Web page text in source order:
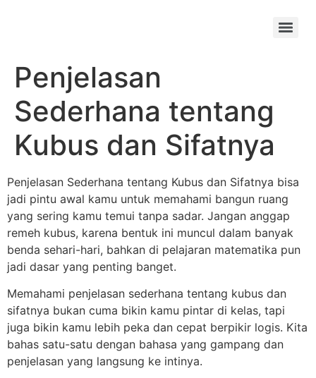
Menu
Penjelasan
Sederhana tentang
Kubus dan Sifatnya
Penjelasan Sederhana tentang Kubus dan Sifatnya bisa
jadi pintu awal kamu untuk memahami bangun ruang
yang sering kamu temui tanpa sadar. Jangan anggap
remeh kubus, karena bentuk ini muncul dalam banyak
benda sehari-hari, bahkan di pelajaran matematika pun
jadi dasar yang penting banget.
Memahami penjelasan sederhana tentang kubus dan
sifatnya bukan cuma bikin kamu pintar di kelas, tapi
juga bikin kamu lebih peka dan cepat berpikir logis. Kita
bahas satu-satu dengan bahasa yang gampang dan
penjelasan yang langsung ke intinya.